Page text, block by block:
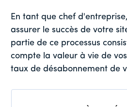
En tant que chef
assurer le succès de votre
partie de ce processus
compte la valeur à vie de
taux de désabonnement de